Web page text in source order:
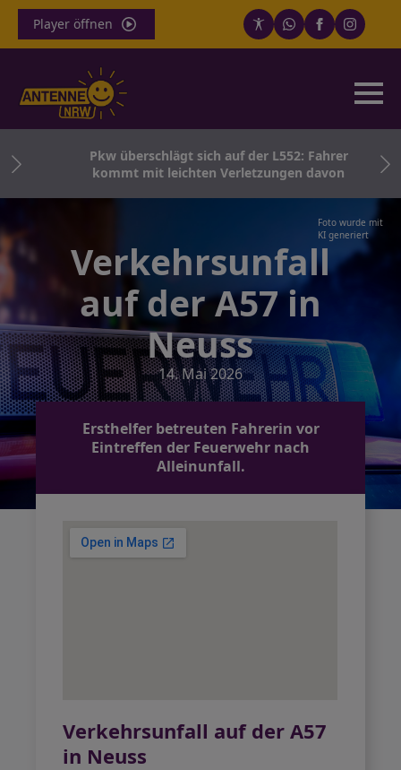
Player öffnen
Pkw überschlägt sich auf der L552: Fahrer
kommt mit leichten Verletzungen davon
Foto wurde mit
KI generiert
Verkehrsunfall
auf der A57 in
Neuss
14. Mai 2026
Ersthelfer betreuten Fahrerin vor
Eintreffen der Feuerwehr nach
Alleinunfall.
Verkehrsunfall auf der A57
in Neuss